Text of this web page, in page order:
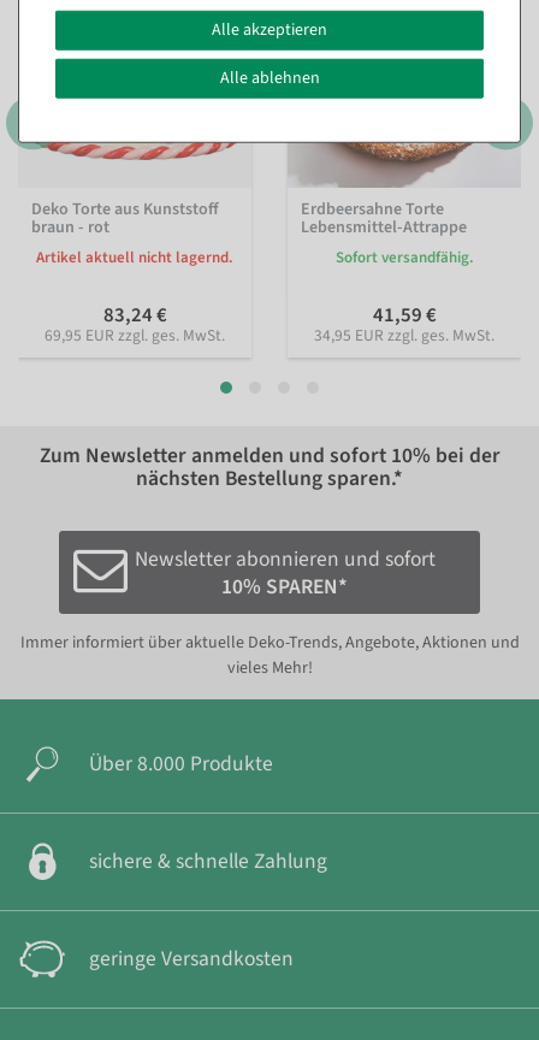
Deko Torte aus Kunststoff
braun - rot
Artikel aktuell nicht lagernd.
83,24 €
69,95 EUR zzgl. ges. MwSt.
Erdbeersahne Torte
Lebensmittel-Attrappe
Sofort versandfähig.
41,59 €
34,95 EUR zzgl. ges. MwSt.
Zum Newsletter anmelden und sofort 10% bei der
nächsten Bestellung sparen.*
Newsletter abonnieren und sofort
10% SPAREN*
Immer informiert über aktuelle Deko-Trends, Angebote, Aktionen und
vieles Mehr!
Über 8.000 Produkte
sichere & schnelle Zahlung
geringe Versandkosten
Alle akzeptieren
Alle ablehnen